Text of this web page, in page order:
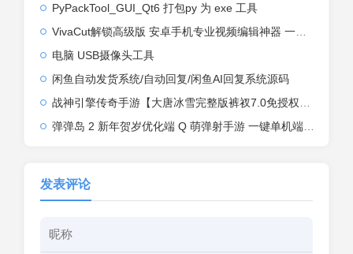
PyPackTool_GUI_Qt6 打包py 为 exe 工具
VivaCut解锁高级版 安卓手机专业视频编辑神器 一键式AI加持
电脑 USB摄像头工具
闲鱼自动发货系统/自动回复/闲鱼AI回复系统源码
战神引擎传奇手游【大唐冰雪完整版裤衩7.0免授权】2026整理特色服务端+寒冬之城+万象古城+天威大陆+大唐盛世【站长亲测】
弹弹岛 2 新年贺岁优化端 Q 萌弹射手游 一键单机端 + Linux 手工端 + GM 后台 + 安卓 iOS 双端带教程
发表评论